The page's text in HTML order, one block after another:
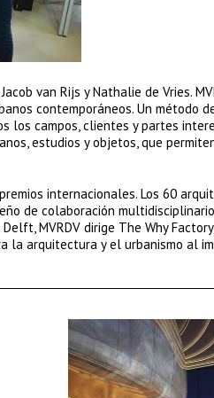
van Rijs y Nathalie de Vries.
contemporáneos. Un método
campos, clientes y partes
estudios y objetos, que
internacionales. Los 60
de colaboración
MVRDV dirige The Why
la arquitectura y el urbanismo al